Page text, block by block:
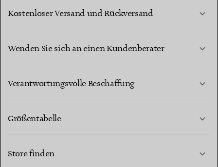
Kostenloser Versand und Rückversand
Wenden Sie sich an einen Kundenberater
Verantwortungsvolle Beschaffung
Größentabelle
Store finden